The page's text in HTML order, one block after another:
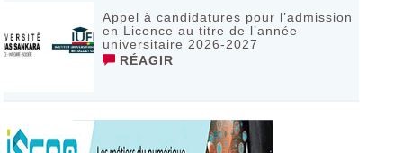
Appel à candidatures pour l’admission
en Licence au titre de l’année
universitaire 2026-2027
RÉAGIR